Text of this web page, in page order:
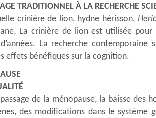
TRADITIONNEL À LA RECHERCHE
crinière de lion, hydne hérisson,
La crinière de lion est utilisée pour
La recherche contemporaine
effets bénéfiques sur la cognition.
de la ménopause, la baisse des
des modifications dans le système